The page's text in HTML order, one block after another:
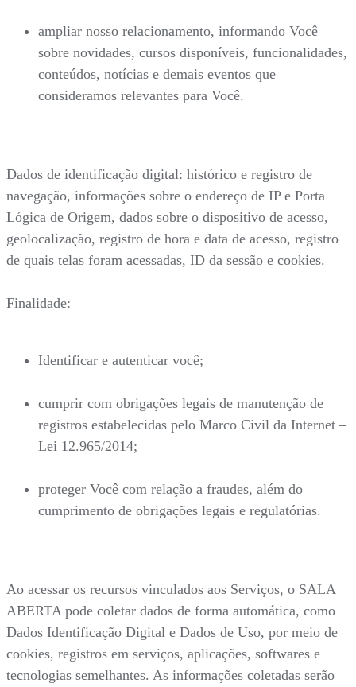
ampliar nosso relacionamento, informando Você
sobre novidades, cursos disponíveis, funcionalidades,
conteúdos, notícias e demais eventos que
consideramos relevantes para Você.
Dados de identificação digital: histórico e registro de
navegação, informações sobre o endereço de IP e Porta
Lógica de Origem, dados sobre o dispositivo de acesso,
geolocalização, registro de hora e data de acesso, registro
de quais telas foram acessadas, ID da sessão e cookies.
Finalidade:
Identificar e autenticar você;
cumprir com obrigações legais de manutenção de
registros estabelecidas pelo Marco Civil da Internet –
Lei 12.965/2014;
proteger Você com relação a fraudes, além do
cumprimento de obrigações legais e regulatórias.
Ao acessar os recursos vinculados aos Serviços, o SALA
ABERTA pode coletar dados de forma automática, como
Dados Identificação Digital e Dados de Uso, por meio de
cookies, registros em serviços, aplicações, softwares e
tecnologias semelhantes. As informações coletadas serão